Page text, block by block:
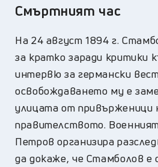
Смъртният час
На 24 август 1894 г.
за кратко заради критики
интервю за германски
освобождаването му е
улицата от привърженици
правителството.
Петров организира
да докаже, че Стамболов е